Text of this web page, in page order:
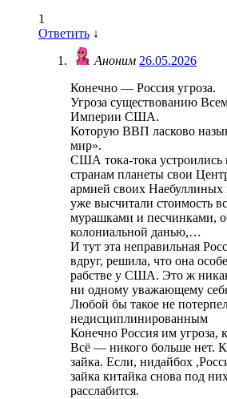
1
Ответить ↓
Аноним 26.05.2026
Конечно — Россия угроза.
Угроза существованию
Империи США.
Которую ВВП ласково
мир».
США тока-тока устроились
странам планеты свои
армией своих Наебуллиных
уже высчитали стоимость
мурашками и песчинками,
колониальной данью,…
И тут эта неправильная
вдруг, решила, что она
рабстве у США. Это ж
ни одному уважающему
Любой бы такое не
недисциплинированным
Конечно Россия им угроза,
Всё — никого больше нет.
зайка. Если, нидайбох
зайка китайка снова под
расслабится.